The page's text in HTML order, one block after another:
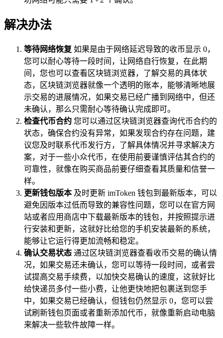
解决办法
等待网络恢复 如果是由于网络延迟导致的收币显示 0，
您可以耐心等待一段时间，让网络自行恢复，在此期
间，您也可以查看区块链浏览器，了解交易的具体状
态，区块链浏览器就像一个透明的账本，能够清晰地展
示交易的进展情况，如果交易已经广播到网络中，但还
未确认，那么只需耐心等待确认完成即可。
检查代币合约 您可以通过区块链浏览器查询代币合约的
状态，确保合约没有异常，如果发现合约存在问题，建
议您及时联系代币发行方，了解具体情况并寻求解决方
案，对于一些小众代币，在使用前要谨慎评估其合约的
可靠性，就像在购买商品前要仔细查看其质量和信誉一
样。
更新钱包版本及时更新 imToken 钱包到最新版本，可以
避免因版本过低而导致的兼容性问题，您可以在官方网
站或者应用商店中下载最新版本的钱包，并按照提示进
行安装和更新，这就好比给您的手机安装最新的系统，
能够让它运行得更加流畅和稳定。
确认交易状态 通过区块链浏览器查看收币交易的确认情
况，如果交易还未确认，您可以等待一段时间，或者尝
试提高交易手续费，以加快交易确认的速度，这就好比
给快递员多付一些小费，让他更快地把包裹送到您手
中，如果交易已经确认，但钱包仍然显示 0，您可以尝
试刷新钱包页面或者重新添加代币，就像重新启动电脑
来解决一些软件故障一样。